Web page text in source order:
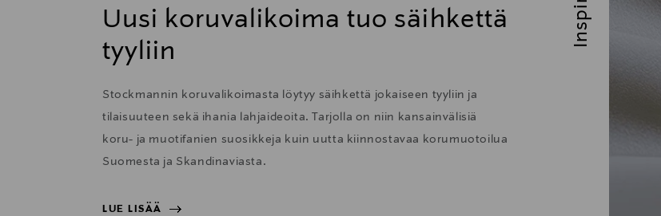
Uusi koruvalikoima tuo säihkettä
tyyliin
Stockmannin koruvalikoimasta löytyy säihkettä jokaiseen tyyliin ja
tilaisuuteen sekä ihania lahjaideoita. Tarjolla on niin kansainvälisiä
koru- ja muotifanien suosikkeja kuin uutta kiinnostavaa korumuotoilua
Suomesta ja Skandinaviasta.
LUE LISÄÄ